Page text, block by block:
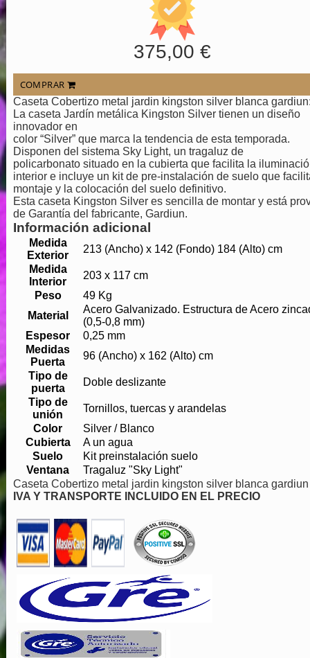
375,00 €
COMPRAR
Caseta Cobertizo metal jardin kingston silver blanca
La caseta Jardín metálica Kingston Silver tienen un diseño
innovador en
color “Silver” que marca la tendencia de esta temporada.
Disponen del sistema Sky Light, un tragaluz de
policarbonato situado en la cubierta que facilita la
interior e incluye un kit de pre-instalación de suelo que
montaje y la colocación del suelo definitivo.
Esta caseta Kingston Silver es sencilla de montar y está
de Garantía del fabricante, Gardiun.
Información adicional
Medida
Exterior
213 (Ancho) x 142 (Fondo) 184 (Alto) cm
Medida
Interior
203 x 117 cm
Peso
49 Kg
Material
Acero Galvanizado. Estructura de Acero
(0,5-0,8 mm)
Espesor
0,25 mm
Medidas
Puerta
96 (Ancho) x 162 (Alto) cm
Tipo de
puerta
Doble deslizante
Tipo de
unión
Tornillos, tuercas y arandelas
Color
Silver / Blanco
Cubierta
A un agua
Suelo
Kit preinstalación suelo
Ventana
Tragaluz "Sky Light"
Caseta Cobertizo metal jardin kingston silver blanca gardiun
IVA Y TRANSPORTE INCLUIDO EN EL PRECIO